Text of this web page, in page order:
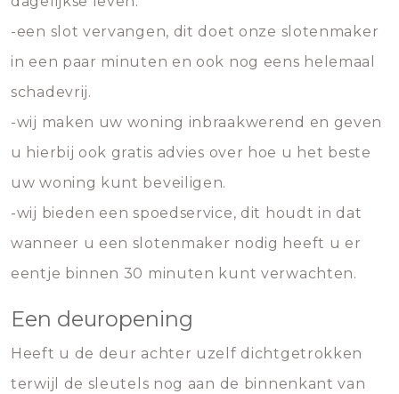
-een slot vervangen, dit doet onze slotenmaker
in een paar minuten en ook nog eens helemaal
schadevrij.
-wij maken uw woning inbraakwerend en geven
u hierbij ook gratis advies over hoe u het beste
uw woning kunt beveiligen.
-wij bieden een spoedservice, dit houdt in dat
wanneer u een slotenmaker nodig heeft u er
eentje binnen 30 minuten kunt verwachten.
Een deuropening
Heeft u de deur achter uzelf dichtgetrokken
terwijl de sleutels nog aan de binnenkant van